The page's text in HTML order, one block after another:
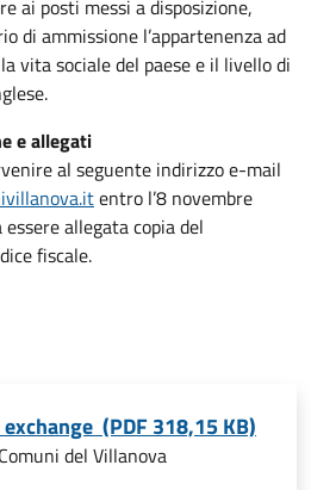
ai posti messi a disposizione,
di ammissione l’appartenenza ad
vita sociale del paese e il livello di
e allegati
al seguente indirizzo e-mail
entro l’8 novembre
allegata copia del
fiscale.
(PDF 318,15 KB)
del Villanova